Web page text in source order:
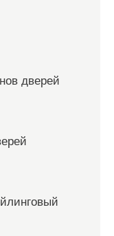
дверей